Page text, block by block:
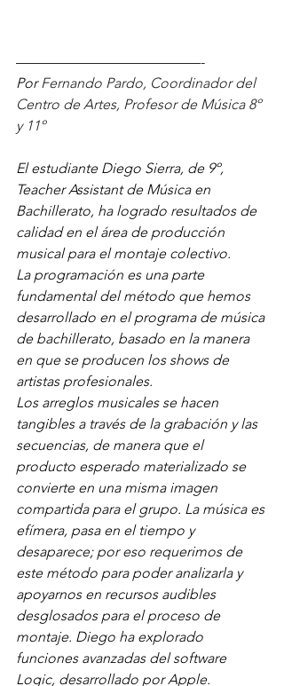
—————————————-
Por Fernando Pardo, Coordinador del
Centro de Artes, Profesor de Música 8º
y 11º
El estudiante Diego Sierra, de 9º,
Teacher Assistant de Música en
Bachillerato, ha logrado resultados de
calidad en el área de producción
musical para el montaje colectivo.
La programación es una parte
fundamental del método que hemos
desarrollado en el programa de música
de bachillerato, basado en la manera
en que se producen los shows de
artistas profesionales.
Los arreglos musicales se hacen
tangibles a través de la grabación y las
secuencias, de manera que el
producto esperado materializado se
convierte en una misma imagen
compartida para el grupo. La música es
efímera, pasa en el tiempo y
desaparece; por eso requerimos de
este método para poder analizarla y
apoyarnos en recursos audibles
desglosados para el proceso de
montaje. Diego ha explorado
funciones avanzadas del software
Logic, desarrollado por Apple.